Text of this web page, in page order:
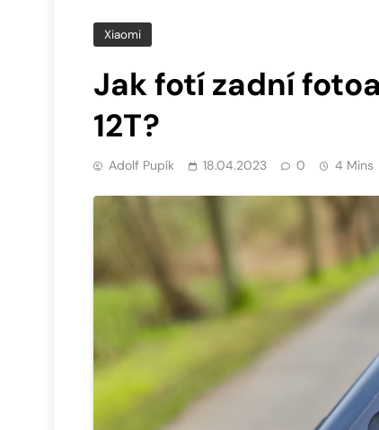
Xiaomi
Jak fotí zadní
12T?
Adolf Pupík 18.04.2023 0 4 Mins